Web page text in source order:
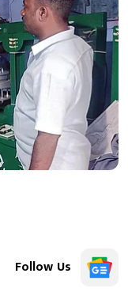
Follow Us